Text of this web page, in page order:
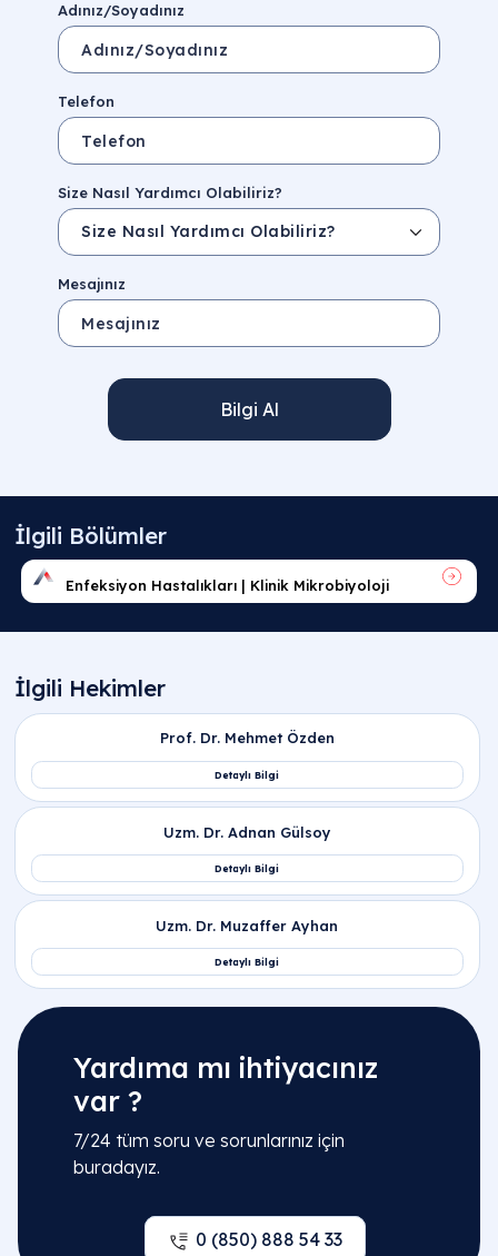
Adınız/Soyadınız
Telefon
Size Nasıl Yardımcı Olabiliriz?
Mesajınız
Bilgi Al
Yardıma mı ihtiyacınız
var ?
7/24 tüm soru ve sorunlarınız için
buradayız.
0 (850) 888 54 33